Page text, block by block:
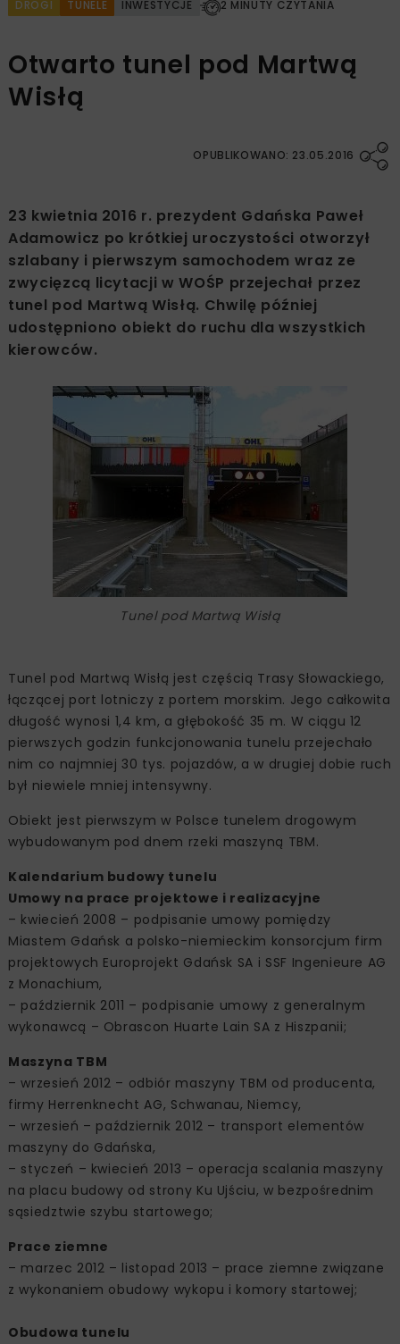
DROGI TUNELE INWESTYCJE 2 MINUTY CZYTANIA
Otwarto tunel pod Martwą
Wisłą
OPUBLIKOWANO: 23.05.2016
23 kwietnia 2016 r. prezydent Gdańska Paweł
Adamowicz po krótkiej uroczystości otworzył
szlabany i pierwszym samochodem wraz ze
zwycięzcą licytacji w WOŚP przejechał przez
tunel pod Martwą Wisłą. Chwilę później
udostępniono obiekt do ruchu dla wszystkich
kierowców.
Tunel pod Martwą Wisłą
Tunel pod Martwą Wisłą jest częścią Trasy Słowackiego,
łączącej port lotniczy z portem morskim. Jego całkowita
długość wynosi 1,4 km, a głębokość 35 m. W ciągu 12
pierwszych godzin funkcjonowania tunelu przejechało
nim co najmniej 30 tys. pojazdów, a w drugiej dobie ruch
był niewiele mniej intensywny.
Obiekt jest pierwszym w Polsce tunelem drogowym
wybudowanym pod dnem rzeki maszyną TBM.
Kalendarium budowy tunelu
Umowy na prace projektowe i realizacyjne
– kwiecień 2008 – podpisanie umowy pomiędzy
Miastem Gdańsk a polsko-niemieckim konsorcjum firm
projektowych Europrojekt Gdańsk SA i SSF Ingenieure AG
z Monachium,
– październik 2011 – podpisanie umowy z generalnym
wykonawcą – Obrascon Huarte Lain SA z Hiszpanii;
Maszyna TBM
– wrzesień 2012 – odbiór maszyny TBM od producenta,
firmy Herrenknecht AG, Schwanau, Niemcy,
– wrzesień – październik 2012 – transport elementów
maszyny do Gdańska,
– styczeń – kwiecień 2013 – operacja scalania maszyny
na placu budowy od strony Ku Ujściu, w bezpośrednim
sąsiedztwie szybu startowego;
Prace ziemne
– marzec 2012 – listopad 2013 – prace ziemne związane
z wykonaniem obudowy wykopu i komory startowej;
Obudowa tunelu